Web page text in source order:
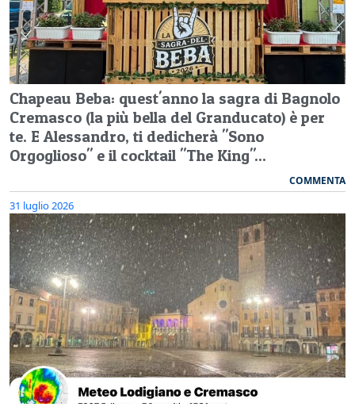
Chapeau Beba: quest'anno la sagra di Bagnolo
Cremasco (la più bella del Granducato) è per
te. E Alessandro, ti dedicherà "Sono
Orgoglioso" e il cocktail "The King"...
COMMENTA
31 luglio 2026